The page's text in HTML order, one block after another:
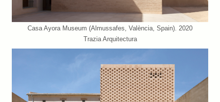
Casa Ayora Museum (Almussafes, València, Spain). 2020
Trazia Arquitectura